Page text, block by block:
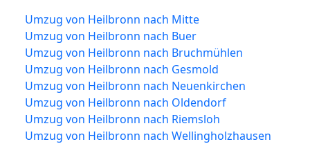
Umzug von Heilbronn nach Mitte
Umzug von Heilbronn nach Buer
Umzug von Heilbronn nach Bruchmühlen
Umzug von Heilbronn nach Gesmold
Umzug von Heilbronn nach Neuenkirchen
Umzug von Heilbronn nach Oldendorf
Umzug von Heilbronn nach Riemsloh
Umzug von Heilbronn nach Wellingholzhausen